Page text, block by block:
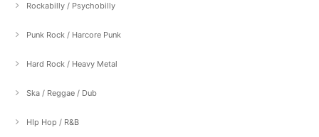
Rockabilly / Psychobilly
Punk Rock / Harcore Punk
Hard Rock / Heavy Metal
Ska / Reggae / Dub
HIp Hop / R&B